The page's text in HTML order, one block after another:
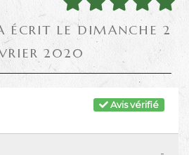
ÉCRIT LE DIMANCHE 2
2020
Avis vérifié